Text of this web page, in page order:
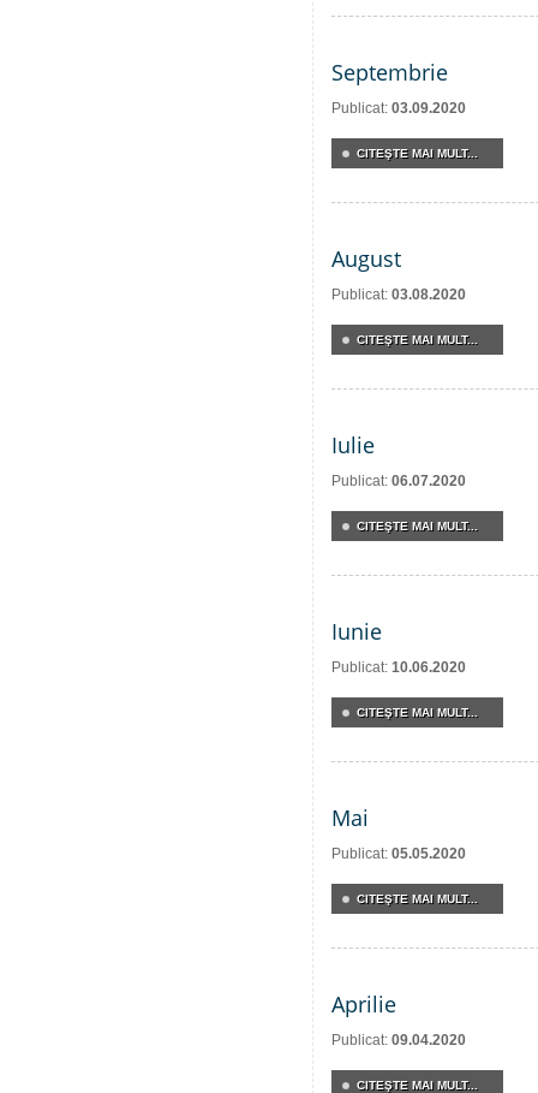
Septembrie
Publicat: 03.09.2020
CITEŞTE MAI MULT...
August
Publicat: 03.08.2020
CITEŞTE MAI MULT...
Iulie
Publicat: 06.07.2020
CITEŞTE MAI MULT...
Iunie
Publicat: 10.06.2020
CITEŞTE MAI MULT...
Mai
Publicat: 05.05.2020
CITEŞTE MAI MULT...
Aprilie
Publicat: 09.04.2020
CITEŞTE MAI MULT...